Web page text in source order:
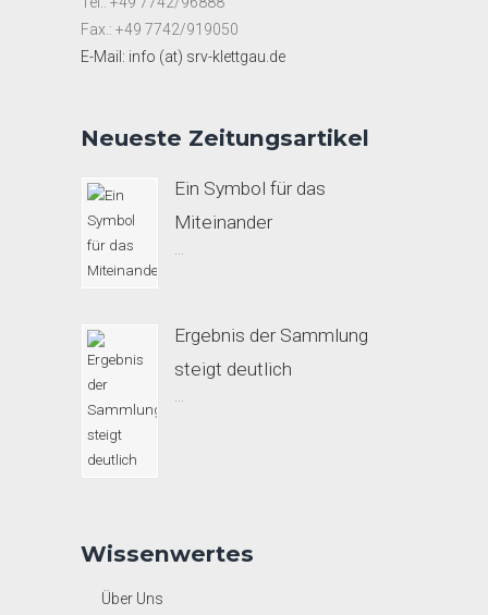
Fax.: +49 7742/919050
E-Mail: info (at) srv-klettgau.de
Neueste Zeitungsartikel
Ein Symbol für das
Miteinander
...
Ergebnis der Sammlung
steigt deutlich
...
Wissenwertes
Über Uns